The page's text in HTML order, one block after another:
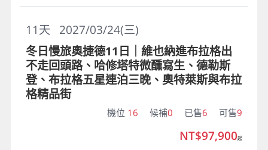
2027/03/24(三)
11天
冬日慢旅奧捷德11日｜維也納進布拉格出
不走回頭路、哈修塔特微醺寫生、德勒斯
登、布拉格五星連泊三晚、奧特萊斯與布拉
格精品街
機位 16 候補0 已售6 可售9
NT$97,900起